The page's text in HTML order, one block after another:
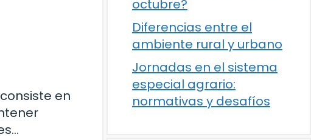
en
octubre?
Diferencias entre el
ambiente rural y urbano
Jornadas en el sistema
especial agrario:
normativas y desafíos